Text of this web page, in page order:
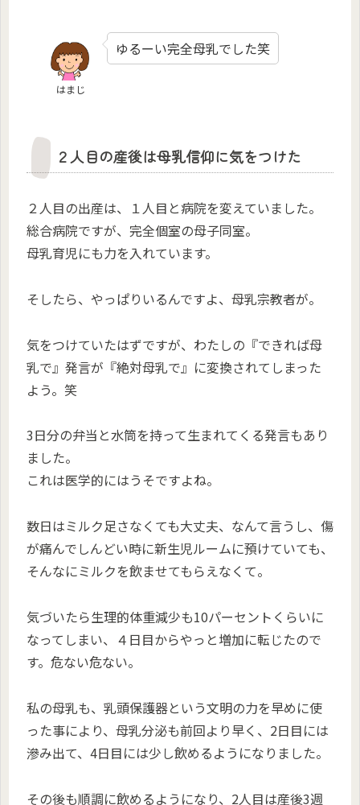
はまじ
ゆるーい完全母乳でした笑
２人目の産後は母乳信仰に気をつけた
２人目の出産は、１人目と病院を変えていました。
総合病院ですが、完全個室の母子同室。
母乳育児にも力を入れています。
そしたら、やっぱりいるんですよ、母乳宗教者が。
気をつけていたはずですが、わたしの『できれば母
乳で』発言が『絶対母乳で』に変換されてしまった
よう。笑
3日分の弁当と水筒を持って生まれてくる発言もあり
ました。
これは医学的にはうそですよね。
数日はミルク足さなくても大丈夫、なんて言うし、傷
が痛んでしんどい時に新生児ルームに預けていても、
そんなにミルクを飲ませてもらえなくて。
気づいたら生理的体重減少も10パーセントくらいに
なってしまい、４日目からやっと増加に転じたので
す。危ない危ない。
私の母乳も、乳頭保護器という文明の力を早めに使
った事により、母乳分泌も前回より早く、2日目には
滲み出て、4日目には少し飲めるようになりました。
その後も順調に飲めるようになり、2人目は産後3週